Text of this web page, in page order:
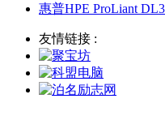
惠普HPE ProLiant
友情链接 :